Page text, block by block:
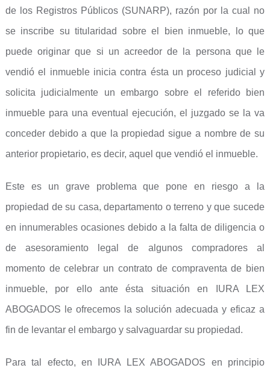
de los Registros Públicos (SUNARP), razón por la cual no
se inscribe su titularidad sobre el bien inmueble, lo que
puede originar que si un acreedor de la persona que le
vendió el inmueble inicia contra ésta un proceso judicial y
solicita judicialmente un embargo sobre el referido bien
inmueble para una eventual ejecución, el juzgado se la va
conceder debido a que la propiedad sigue a nombre de su
anterior propietario, es decir, aquel que vendió el inmueble.
Este es un grave problema que pone en riesgo a la
propiedad de su casa, departamento o terreno y que sucede
en innumerables ocasiones debido a la falta de diligencia o
de asesoramiento legal de algunos compradores al
momento de celebrar un contrato de compraventa de bien
inmueble, por ello ante ésta situación en IURA LEX
ABOGADOS le ofrecemos la solución adecuada y eficaz a
fin de levantar el embargo y salvaguardar su propiedad.
Para tal efecto, en IURA LEX ABOGADOS en principio